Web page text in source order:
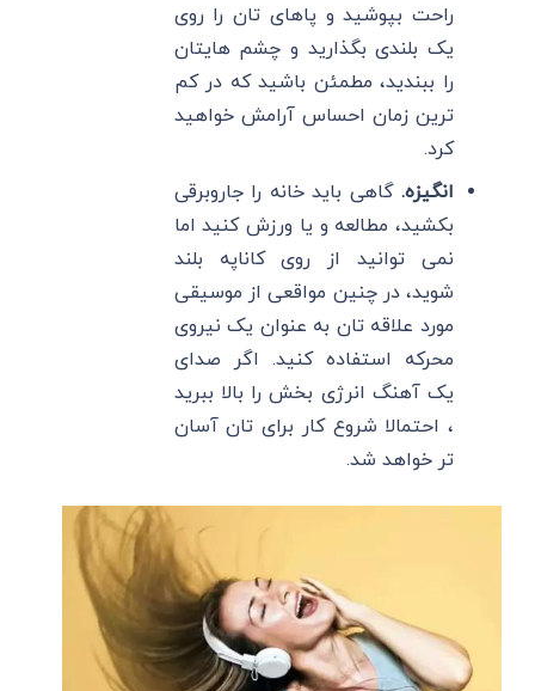
راحت بپوشید و پاهای تان را روی
یک بلندی بگذارید و چشم هایتان
را ببندید، مطمئن باشید که در کم
ترین زمان احساس آرامش خواهید
کرد.
انگیزه. گاهی باید خانه را جاروبرقی
بکشید، مطالعه و یا ورزش کنید اما
نمی توانید از روی کاناپه بلند
شوید، در چنین مواقعی از موسیقی
مورد علاقه تان به عنوان یک نیروی
محرکه استفاده کنید. اگر صدای
یک آهنگ انرژی بخش را بالا ببرید
، احتمالا شروع کار برای تان آسان
تر خواهد شد.